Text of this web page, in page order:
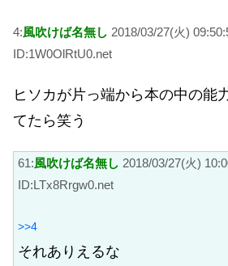
4:風吹けば名無し 2018/03/27(火)
ID:1W0OlRtU0.net
ヒソカが片っ端から本の中の能
てたら笑う
61:風吹けば名無し 2018/03/27(火)
ID:LTx8Rrgw0.net
>>4
それありえるな